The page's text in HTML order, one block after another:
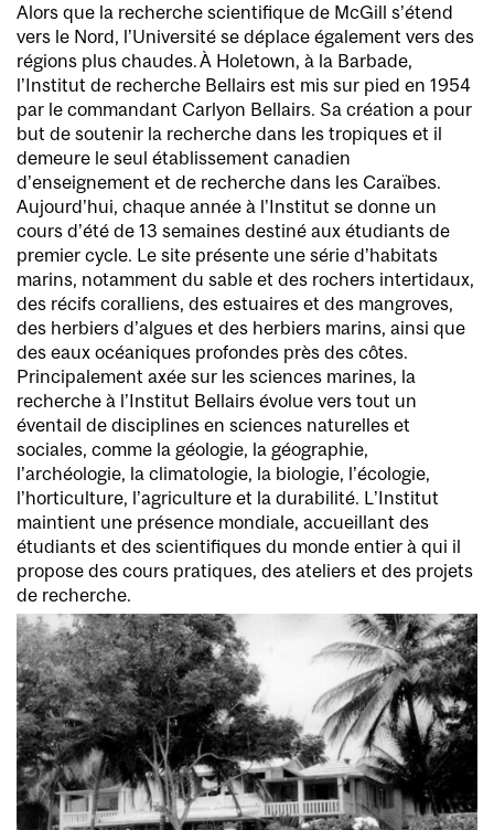
Alors que la recherche scientifique de McGill s’étend
vers le Nord, l’Université se déplace également vers des
régions plus chaudes. À Holetown, à la Barbade,
l’Institut de recherche Bellairs est mis sur pied en 1954
par le commandant Carlyon Bellairs. Sa création a pour
but de soutenir la recherche dans les tropiques et il
demeure le seul établissement canadien
d’enseignement et de recherche dans les Caraïbes.
Aujourd’hui, chaque année à l’Institut se donne un
cours d’été de 13 semaines destiné aux étudiants de
premier cycle. Le site présente une série d’habitats
marins, notamment du sable et des rochers intertidaux,
des récifs coralliens, des estuaires et des mangroves,
des herbiers d’algues et des herbiers marins, ainsi que
des eaux océaniques profondes près des côtes.
Principalement axée sur les sciences marines, la
recherche à l’Institut Bellairs évolue vers tout un
éventail de disciplines en sciences naturelles et
sociales, comme la géologie, la géographie,
l’archéologie, la climatologie, la biologie, l’écologie,
l’horticulture, l’agriculture et la durabilité. L’Institut
maintient une présence mondiale, accueillant des
étudiants et des scientifiques du monde entier à qui il
propose des cours pratiques, des ateliers et des projets
de recherche.